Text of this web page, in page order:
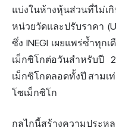
แบ่งในห้างหุ้นส่วนที่ไม่เ
หน่วยวัดและปรับราคา
ซึ่ง INEGI เผยแพร่ซ้ำทุก
เม็กซิโกต่อวันสำหรับปี
เม็กซิโกตลอดทั้งปี สามเ
โซเม็กซิโก
กลไกนี้สร้างความประห